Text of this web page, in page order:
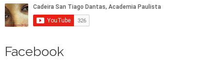
Facebook